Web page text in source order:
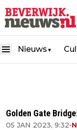
Nieuws ▼
Golden Gate
05 JAN 2023, 9:32•